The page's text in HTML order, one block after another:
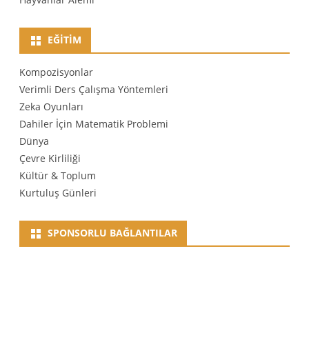
EĞITIM
Kompozisyonlar
Verimli Ders Çalışma Yöntemleri
Zeka Oyunları
Dahiler İçin Matematik Problemi
Dünya
Çevre Kirliliği
Kültür & Toplum
Kurtuluş Günleri
SPONSORLU BAĞLANTILAR